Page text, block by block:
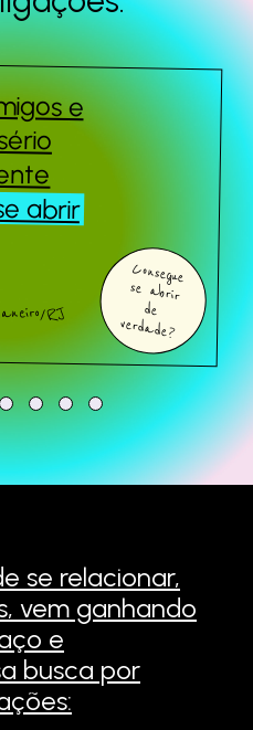
estudo
a gente
estudo
e
abrir
RJ
Consegue
se abrir
de
verdade?
se relacionar,
vem ganhando
e
busca por